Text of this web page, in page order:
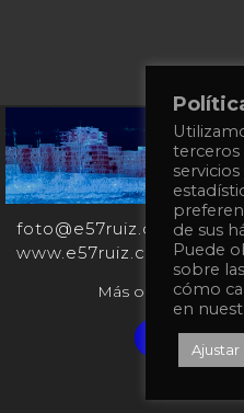
foto@e57ruiz.com
www.e57ruiz.com
Más obras en la
Verified
terceros
de sus
Puede
sobre
cómo
en
Ajustar